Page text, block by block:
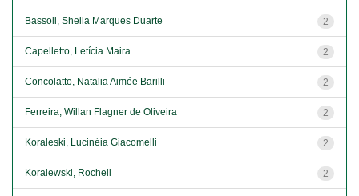
2
Bassoli, Sheila Marques Duarte
2
Capelletto, Letícia Maira
2
Concolatto, Natalia Aimée Barilli
2
Ferreira, Willan Flagner de Oliveira
2
Koraleski, Lucinéia Giacomelli
2
Koralewski, Rocheli